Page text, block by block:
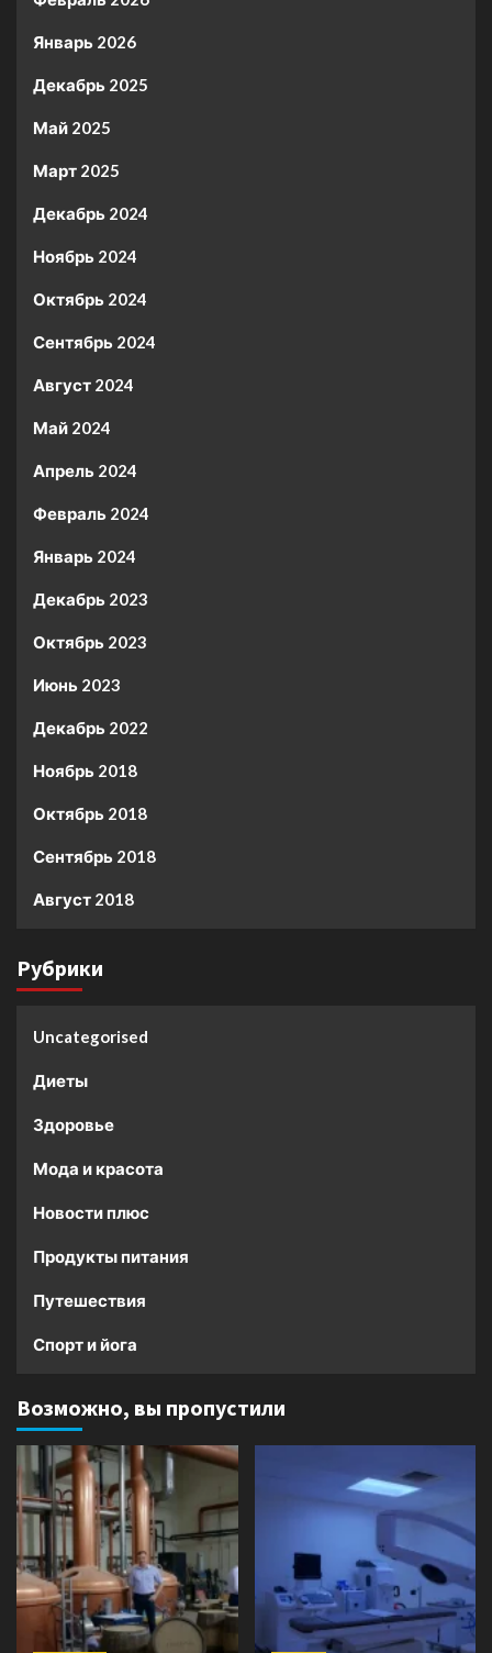
Январь 2026
Декабрь 2025
Май 2025
Март 2025
Декабрь 2024
Ноябрь 2024
Октябрь 2024
Сентябрь 2024
Август 2024
Май 2024
Апрель 2024
Февраль 2024
Январь 2024
Декабрь 2023
Октябрь 2023
Июнь 2023
Декабрь 2022
Ноябрь 2018
Октябрь 2018
Сентябрь 2018
Август 2018
Рубрики
Uncategorised
Диеты
Здоровье
Мода и красота
Новости плюс
Продукты питания
Путешествия
Спорт и йога
Возможно, вы пропустили